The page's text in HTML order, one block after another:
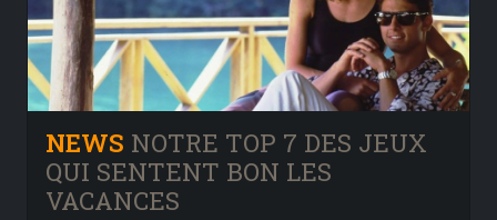
NEWS NOTRE TOP 7 DES JEUX
QUI SENTENT BON LES
VACANCES